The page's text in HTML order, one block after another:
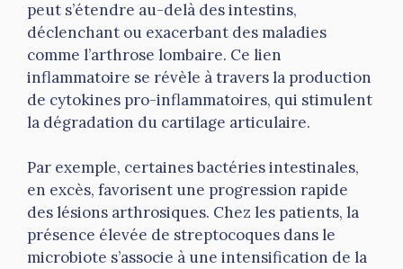
peut s’étendre au-delà des intestins,
déclenchant ou exacerbant des maladies
comme l’arthrose lombaire. Ce lien
inflammatoire se révèle à travers la production
de cytokines pro-inflammatoires, qui stimulent
la dégradation du cartilage articulaire.
Par exemple, certaines bactéries intestinales,
en excès, favorisent une progression rapide
des lésions arthrosiques. Chez les patients, la
présence élevée de streptocoques dans le
microbiote s’associe à une intensification de la